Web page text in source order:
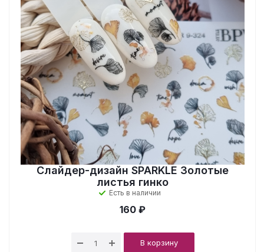
Слайдер-дизайн SPARKLE Золотые
листья гинко
Есть в наличии
160 ₽
В корзину